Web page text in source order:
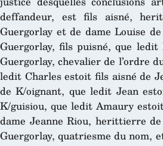
deffandeur, est fils aisné,
Guergorlay et de dame Louise
Guergorlay, fils puisné, que
Guergorlay, chevalier de l’ordre
ledit Charles estoit fils aisné de
de K/oignant, que ledit Jean
K/guisiou, que ledit Amaury
dame Jeanne Riou, herittierre
Guergorlay, quatriesme du nom,